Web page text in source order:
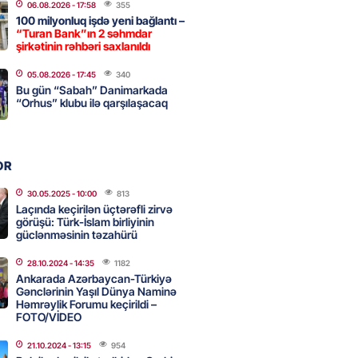
Səudiyyə Ərəbistanı və
- 15:15 120
bu silahı verməkdən
var
- 15:00 133
İran millisindən İMTİNA
ölkəni seçdilər
- 14:45
06.08.2026- 17:58 355
100 milyonluq işdə yeni bağlantı –
“Turan Bank”ın 2 səhmdar
şirkətinin rəhbəri saxlanıldı
05.08.2026- 17:45 340
Bu gün “Sabah” Danimarkada
“Orhus” klubu ilə qarşılaşacaq
30.05.2025- 10:00 813
Laçında keçirilən üçtərəfli zirvə
görüşü: Türk-İslam birliyinin
güclənməsinin təzahürü
28.10.2024- 14:35 1182
Ankarada Azərbaycan-Türkiyə
Gənclərinin Yaşıl Dünya Naminə
Həmrəylik Forumu keçirildi –
FOTO/VİDEO
21.10.2024- 13:15 954